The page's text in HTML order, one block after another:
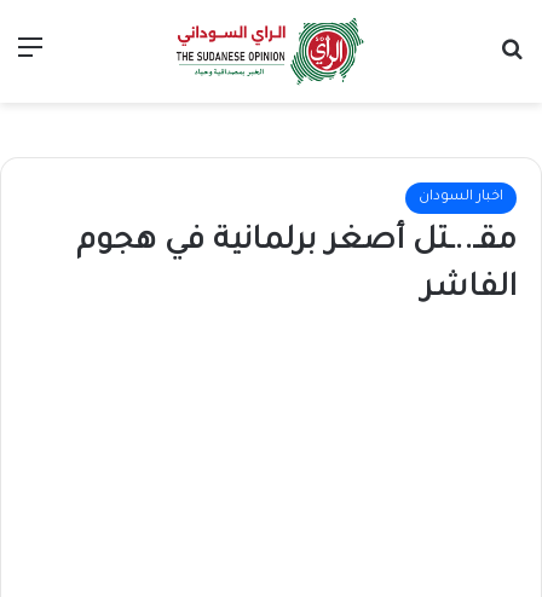
اخبار السودان
مقـ..ـتل أصغر برلمانية في هجوم
الفاشر